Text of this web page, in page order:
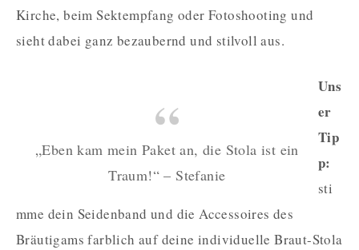
Kirche, beim Sektempfang oder Fotoshooting und
sieht dabei ganz bezaubernd und stilvoll aus.
„Eben kam mein Paket an, die Stola ist ein
Traum!“ – Stefanie
Uns
er
Tip
p:
sti
mme dein Seidenband und die Accessoires des
Bräutigams farblich auf deine individuelle Braut-Stola